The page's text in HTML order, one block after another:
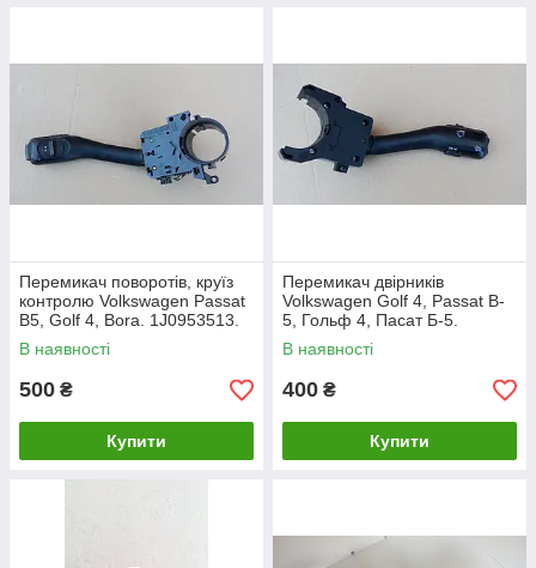
Перемикач поворотів, круїз
контролю Volkswagen Passat
B5, Golf 4, Bora. 1J0953513.
В наявності
500 ₴
Купити
Перемикач двірників
Volkswagen Golf 4, Passat B-
5, Гольф 4, Пасат Б-5.
4B0953503G.
В наявності
400 ₴
Купити